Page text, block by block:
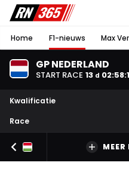
Home F1-nieuws Max
GP NEDERLAND
START RACE 13 d 02:58:
Kwalificatie
Race